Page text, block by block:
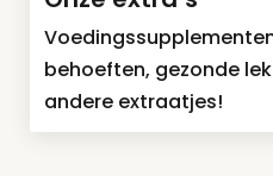
behoeften, gezonde
andere extraatjes!